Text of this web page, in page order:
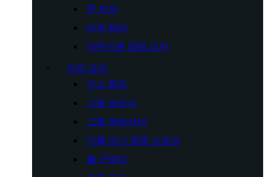
문 의자
비치 체어
어린이용 캠핑 의자
야외 요리
가스 램프
그릴 브러시
그릴 액세서리
더블 버너 캠핑 스토브
불 구덩이